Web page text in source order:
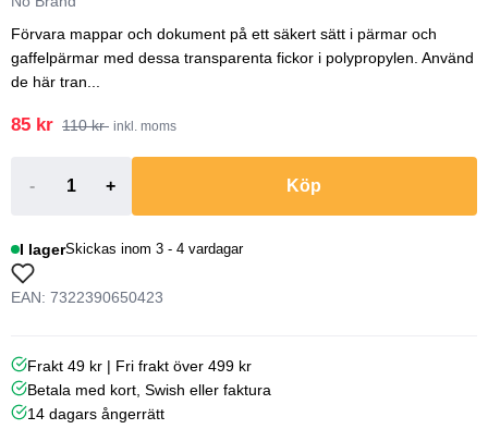
Förvara mappar och dokument på ett säkert sätt i pärmar och
gaffelpärmar med dessa transparenta fickor i polypropylen. Använd
de här tran...
85 kr 110 kr inkl. moms
- + Köp
I lagerSkickas inom 3 - 4 vardagar
EAN: 7322390650423
Frakt 49 kr | Fri frakt över 499 kr
Betala med kort, Swish eller faktura
14 dagars ångerrätt